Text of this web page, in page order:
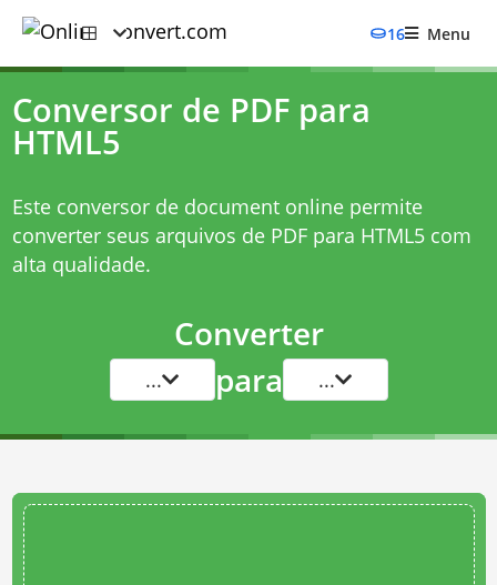
16 Menu
Conversor de PDF para
HTML5
Este conversor de document online permite
converter seus arquivos de PDF para HTML5 com
alta qualidade.
Converter
... para ...